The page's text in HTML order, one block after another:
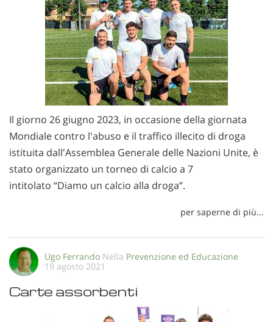
Il giorno 26 giugno 2023, in occasione della giornata
Mondiale contro l'abuso e il traffico illecito di droga
istituita dall'Assemblea Generale delle Nazioni Unite, è
stato organizzato un torneo di calcio a 7
intitolato “Diamo un calcio alla droga”.
per saperne di più...
Ugo Ferrando Nella Prevenzione ed Educazione
19 agosto 2021
Carte assorbenti